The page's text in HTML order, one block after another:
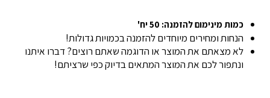
כמות מינימום להזמנה: 50 יח'
הנחות ומחירים מיוחדים להזמנה בכמויות גדולות!
לא מצאתם את המוצר או הדוגמה שאתם רוצים? דברו איתנו
ונתפור לכם את המוצר המתאים בדיוק כפי שרציתם!